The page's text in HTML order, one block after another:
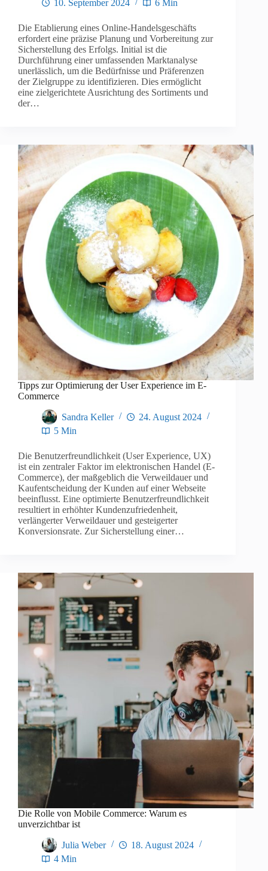
10. September 2024 6 Min
Die Etablierung eines Online-Handelsgeschäfts
erfordert eine präzise Planung und Vorbereitung zur
Sicherstellung des Erfolgs. Initial ist die
Durchführung einer umfassenden Marktanalyse
unerlässlich, um die Bedürfnisse und Präferenzen
der Zielgruppe zu identifizieren. Dies ermöglicht
eine zielgerichtete Ausrichtung des Sortiments und
der…
Tipps zur Optimierung der User Experience im E-
Commerce
Sandra Keller
24. August 2024
5 Min
Die Benutzerfreundlichkeit (User Experience, UX)
ist ein zentraler Faktor im elektronischen Handel (E-
Commerce), der maßgeblich die Verweildauer und
Kaufentscheidung der Kunden auf einer Webseite
beeinflusst. Eine optimierte Benutzerfreundlichkeit
resultiert in erhöhter Kundenzufriedenheit,
verlängerter Verweildauer und gesteigerter
Konversionsrate. Zur Sicherstellung einer…
Die Rolle von Mobile Commerce: Warum es
unverzichtbar ist
Julia Weber
18. August 2024
4 Min